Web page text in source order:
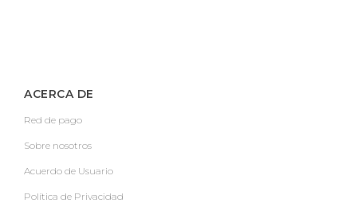
ACERCA DE
Red de pago
Sobre nosotros
Acuerdo de Usuario
Política de Privacidad